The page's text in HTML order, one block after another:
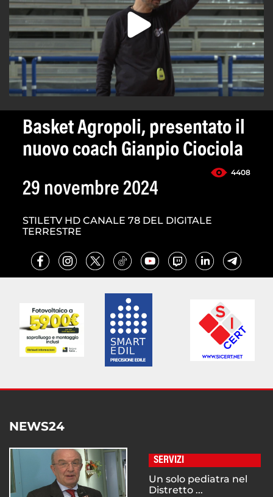
Basket Agropoli, presentato il
nuovo coach Gianpio Ciociola
4408
29 novembre 2024
STILETV HD CANALE 78 DEL DIGITALE
TERRESTRE
NEWS24
SERVIZI
Un solo pediatra nel
Distretto ...